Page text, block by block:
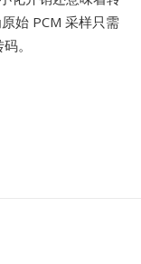
始 PCM 采样只需
。